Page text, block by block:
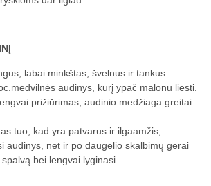
labai minkštas, švelnus ir tankus
audinys, kurį ypač malonu liesti.
prižiūrimas, audinio medžiaga greitai
tuo, kad yra patvarus ir ilgaamžis,
audinys, net ir po daugelio skalbimų gerai
bei lengvai lyginasi.